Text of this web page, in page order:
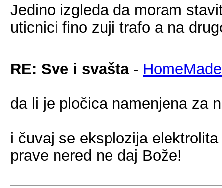
Jedino izgleda da moram
uticnici fino zuji trafo a na
RE: Sve i svašta-
da li je pločica namenjena za
i čuvaj se eksplozija
prave nered ne daj Bože!